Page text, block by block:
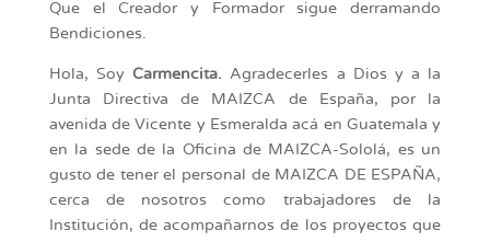
Que el Creador y Formador sigue derramando
Bendiciones.
Hola, Soy Carmencita.Agradecerles a Dios y a la
Junta Directiva de MAIZCA de España, por la
avenida de Vicente y Esmeralda acá en Guatemala y
en la sede de la Oficina de MAIZCA-Sololá, es un
gusto de tener el personal de MAIZCA DE ESPAÑA,
cerca de nosotros como trabajadores de la
Institución, de acompañarnos de los proyectos que